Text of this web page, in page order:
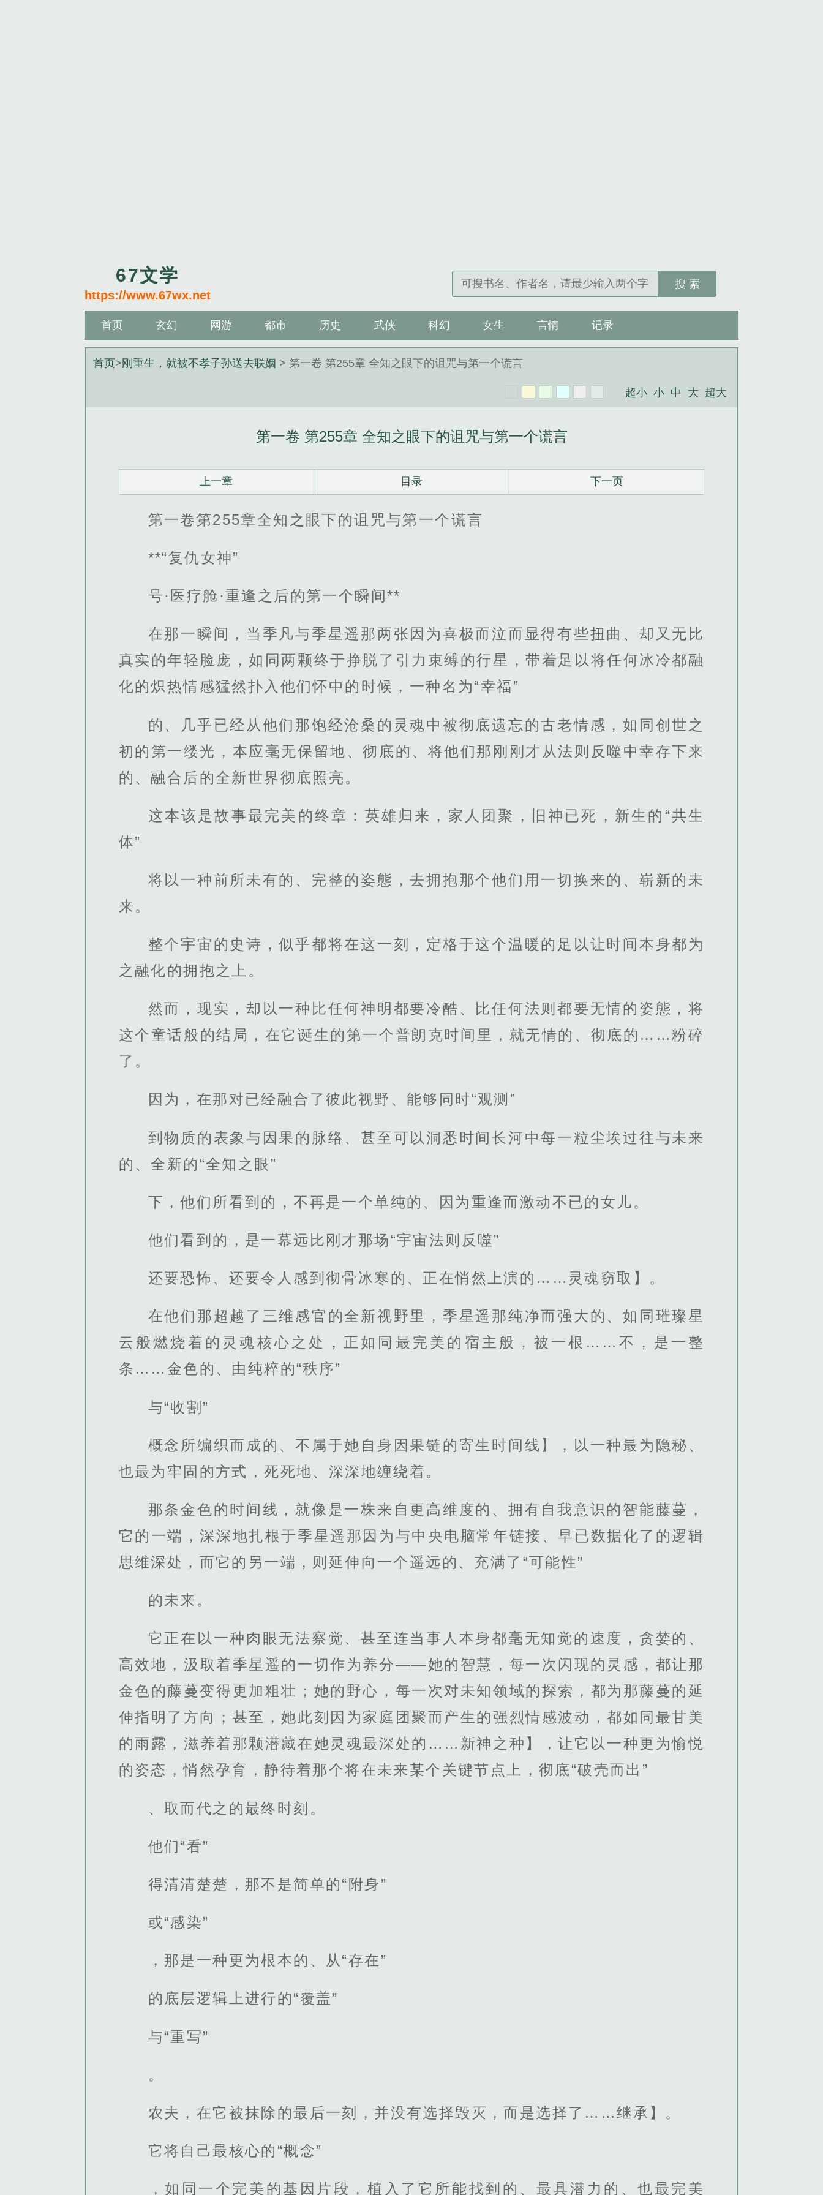
67文学
https://www.67wx.net
搜 索
首页 玄幻 网游 都市 历史 武侠 科幻 女生 言情 记录
首页>刚重生，就被不孝子孙送去联姻 > 第一卷 第255章 全知之眼下的诅咒与第一个谎言
超小 小 中 大 超大
第一卷 第255章 全知之眼下的诅咒与第一个谎言
上一章 目录 下一页
第一卷第255章全知之眼下的诅咒与第一个谎言
**“复仇女神”
号·医疗舱·重逢之后的第一个瞬间**
在那一瞬间，当季凡与季星遥那两张因为喜极而泣而显得有些扭曲、却又无比
真实的年轻脸庞，如同两颗终于挣脱了引力束缚的行星，带着足以将任何冰冷都融
化的炽热情感猛然扑入他们怀中的时候，一种名为“幸福”
的、几乎已经从他们那饱经沧桑的灵魂中被彻底遗忘的古老情感，如同创世之
初的第一缕光，本应毫无保留地、彻底的、将他们那刚刚才从法则反噬中幸存下来
的、融合后的全新世界彻底照亮。
这本该是故事最完美的终章：英雄归来，家人团聚，旧神已死，新生的“共生
体”
将以一种前所未有的、完整的姿態，去拥抱那个他们用一切换来的、崭新的未
来。
整个宇宙的史诗，似乎都将在这一刻，定格于这个温暖的足以让时间本身都为
之融化的拥抱之上。
然而，现实，却以一种比任何神明都要冷酷、比任何法则都要无情的姿態，将
这个童话般的结局，在它诞生的第一个普朗克时间里，就无情的、彻底的……粉碎
了。
因为，在那对已经融合了彼此视野、能够同时“观测”
到物质的表象与因果的脉络、甚至可以洞悉时间长河中每一粒尘埃过往与未来
的、全新的“全知之眼”
下，他们所看到的，不再是一个单纯的、因为重逢而激动不已的女儿。
他们看到的，是一幕远比刚才那场“宇宙法则反噬”
还要恐怖、还要令人感到彻骨冰寒的、正在悄然上演的……灵魂窃取】。
在他们那超越了三维感官的全新视野里，季星遥那纯净而强大的、如同璀璨星
云般燃烧着的灵魂核心之处，正如同最完美的宿主般，被一根……不，是一整
条……金色的、由纯粹的“秩序”
与“收割”
概念所编织而成的、不属于她自身因果链的寄生时间线】，以一种最为隐秘、
也最为牢固的方式，死死地、深深地缠绕着。
那条金色的时间线，就像是一株来自更高维度的、拥有自我意识的智能藤蔓，
它的一端，深深地扎根于季星遥那因为与中央电脑常年链接、早已数据化了的逻辑
思维深处，而它的另一端，则延伸向一个遥远的、充满了“可能性”
的未来。
它正在以一种肉眼无法察觉、甚至连当事人本身都毫无知觉的速度，贪婪的、
高效地，汲取着季星遥的一切作为养分——她的智慧，每一次闪现的灵感，都让那
金色的藤蔓变得更加粗壮；她的野心，每一次对未知领域的探索，都为那藤蔓的延
伸指明了方向；甚至，她此刻因为家庭团聚而产生的强烈情感波动，都如同最甘美
的雨露，滋养着那颗潜藏在她灵魂最深处的……新神之种】，让它以一种更为愉悦
的姿态，悄然孕育，静待着那个将在未来某个关键节点上，彻底“破壳而出”
、取而代之的最终时刻。
他们“看”
得清清楚楚，那不是简单的“附身”
或“感染”
，那是一种更为根本的、从“存在”
的底层逻辑上进行的“覆盖”
与“重写”
。
农夫，在它被抹除的最后一刻，并没有选择毁灭，而是选择了……继承】。
它将自己最核心的“概念”
，如同一个完美的基因片段，植入了它所能找到的、最具潜力的、也最完美